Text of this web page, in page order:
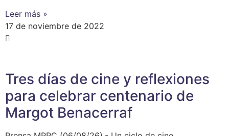
Leer más »
17 de noviembre de 2022
Tres días de cine y reflexiones
para celebrar centenario de
Margot Benacerraf